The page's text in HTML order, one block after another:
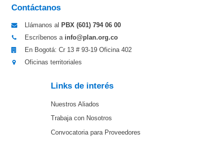
Contáctanos
Llámanos al PBX (601) 794 06 00
Escríbenos a info@plan.org.co
En Bogotá: Cr 13 # 93-19 Oficina 402
Oficinas territoriales
Links de interés
Nuestros Aliados
Trabaja con Nosotros
Convocatoria para Proveedores